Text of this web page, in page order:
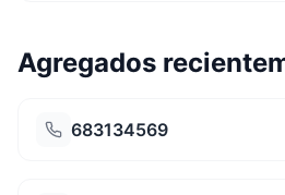
Agregados
683134569